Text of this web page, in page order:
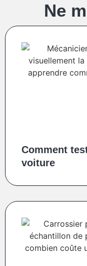
Ne
Comment
voiture